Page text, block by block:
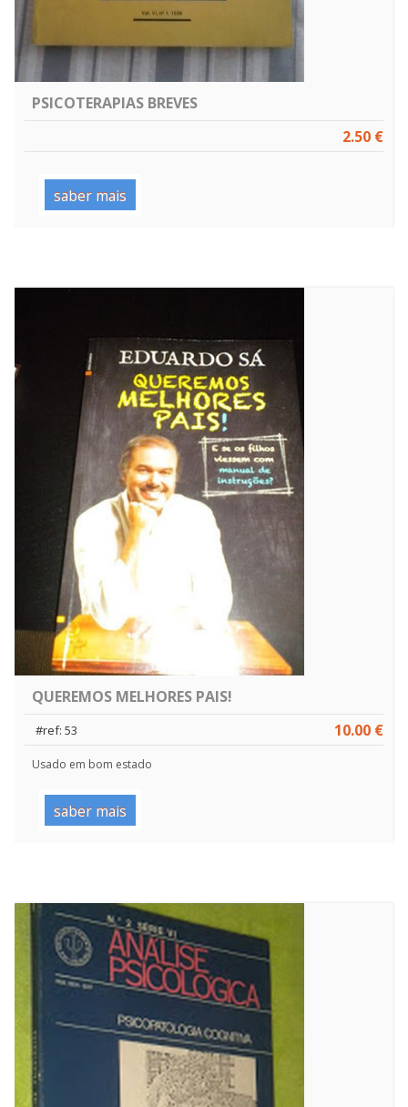
PSICOTERAPIAS BREVES
2.50 €
saber mais
QUEREMOS MELHORES PAIS!
10.00 €
#ref: 53
Usado em bom estado
saber mais